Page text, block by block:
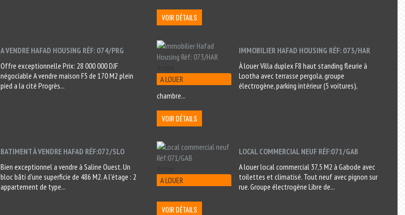
VOIR DÉTAILS
A VENDRE HAFAD HOUSING RÉF: 074/PRG
Offre exceptionnelle Prix: 28 000 000 DJF
négociable A vendre maison F5 de 170 M2 plein
pied a la cité Progrès...
A LOUER
IMMOBILIER HAFAD HOUSING RÉF: 073/HAR
À louer Villa duplex F8 haut standing fleurie à
Lootha avec terrasse pergola, groupe
électrogène, parking intérieur (5 voitures),
chambre...
VOIR DÉTAILS
BATIMENT À VENDRE HAFAD RÉF:072/SLO
Bien exceptionnel a vendre à Saline Ouest. Un
bloc bâti d'une superficie de 486 M2. A l'étage : 2
appartement de type...
A LOUER
LOCAL COMMERCIAL NEUF RÉF:071/GAB
A louer local commercial 37,5 M2 à Gabode avec
toilettes et climatisé. Tout neuf avec pignon sur
rue. Groupe électrogène Libre de...
VOIR DÉTAILS